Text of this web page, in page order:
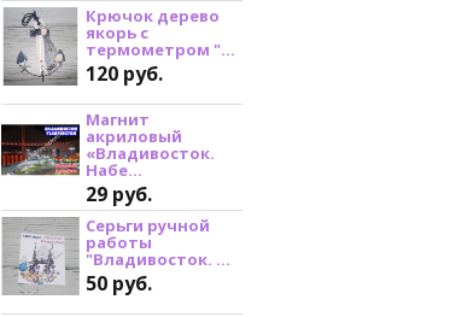
Крючок дерево
якорь с
термометром "...
120 руб.
Магнит
акриловый
«Владивосток.
Набе...
29 руб.
Серьги ручной
работы
"Владивосток. ...
50 руб.